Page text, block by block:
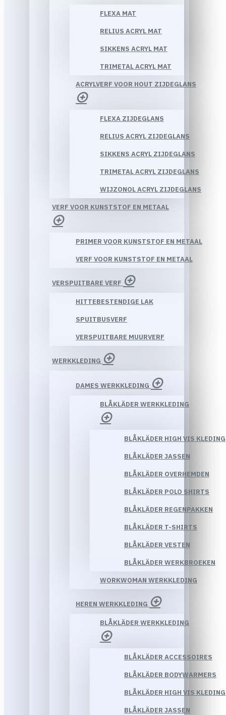
FLEXA MAT
RELIUS ACRYL MAT
SIKKENS ACRYL MAT
TRIMETAL ACRYL MAT
ACRYLVERF VOOR HOUT ZIJDEGLANS
FLEXA ZIJDEGLANS
RELIUS ACRYL ZIJDEGLANS
SIKKENS ACRYL ZIJDEGLANS
TRIMETAL ACRYL ZIJDEGLANS
WIJZONOL ACRYL ZIJDEGLANS
VERF VOOR KUNSTSTOF EN METAAL
PRIMER VOOR KUNSTSTOF EN METAAL
VERF VOOR KUNSTSTOF EN METAAL
VERSPUITBARE VERF
HITTEBESTENDIGE LAK
SPUITBUSVERF
VERSPUITBARE MUURVERF
WERKKLEDING
DAMES WERKKLEDING
BLÅKLÄDER WERKKLEDING
BLÅKLÄDER HIGH VIS KLEDING
BLÅKLÄDER JASSEN
BLÅKLÄDER OVERHEMDEN
BLÅKLÄDER POLO SHIRTS
BLÅKLÄDER REGENPAKKEN
BLÅKLÄDER T-SHIRTS
BLÅKLÄDER VESTEN
BLÅKLÄDER WERKBROEKEN
WORKWOMAN WERKKLEDING
HEREN WERKKLEDING
BLÅKLÄDER WERKKLEDING
BLÅKLÄDER ACCESSOIRES
BLÅKLÄDER BODYWARMERS
BLÅKLÄDER HIGH VIS KLEDING
BLÅKLÄDER JASSEN